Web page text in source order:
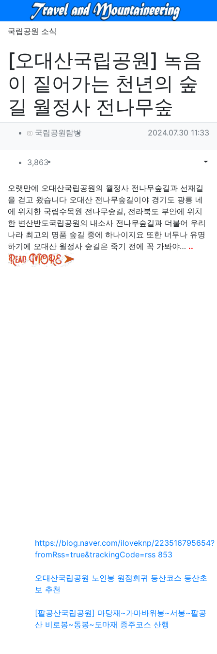
메뉴
국립공원 소식
[오대산국립공원] 녹음
이 짙어가는 천년의 숲
길 월정사 전나무숲
작성자 정보
국립공원탐방작성 작성일
2024.07.30 11:33
컨텐츠 정보
3,863조회 목록게
본문
오랫만에 오대산국립공원의 월정사 전나무숲길과 선재길
을 걷고 왔습니다 오대산 전나무숲길이야 경기도 광릉 네
에 위치한 국립수목원 전나무숲길, 전라북도 부안에 위치
한 변산반도국립공원의 내소사 전나무숲길과 더불어 우리
나라 최고의 명품 숲길 중에 하나이지요 또한 너무나 유명
하기에 오대산 월정사 숲길은 죽기 전에 꼭 가봐야… ..
관련자료https://blog.naver.com/iloveknp/223516795654?
fromRss=true&trackingCode=rss 853
오대산국립공원 노인봉 원점회귀 등산코스 등산초
보 추천
[팔공산국립공원] 마당재~가마바위봉~서봉~팔공
산 비로봉~동봉~도마재 종주코스 산행